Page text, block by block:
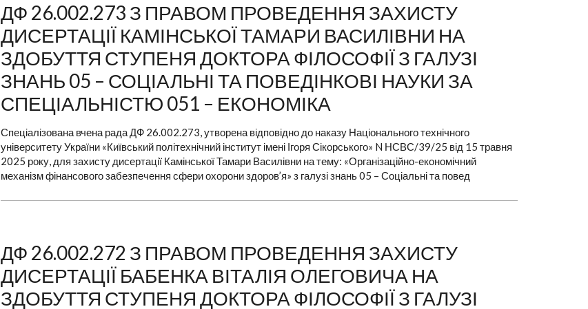
ДФ 26.002.273 З ПРАВОМ ПРОВЕДЕННЯ ЗАХИСТУ
ДИСЕРТАЦІЇ КАМІНСЬКОЇ ТАМАРИ ВАСИЛІВНИ НА
ЗДОБУТТЯ СТУПЕНЯ ДОКТОРА ФІЛОСОФІЇ З ГАЛУЗІ
ЗНАНЬ 05 – СОЦІАЛЬНІ ТА ПОВЕДІНКОВІ НАУКИ ЗА
СПЕЦІАЛЬНІСТЮ 051 – ЕКОНОМІКА
Спеціалізована вчена рада ДФ 26.002.273, утворена відповідно до наказу Національного технічного
університету України «Київський політехнічний інститут імені Ігоря Сікорського» N НСВС/39/25 від 15 травня
2025 року, для захисту дисертації Камінської Тамари Василівни на тему: «Організаційно-економічний
механізм фінансового забезпечення сфери охорони здоров’я» з галузі знань 05 – Соціальні та повед
ДФ 26.002.272 З ПРАВОМ ПРОВЕДЕННЯ ЗАХИСТУ
ДИСЕРТАЦІЇ БАБЕНКА ВІТАЛІЯ ОЛЕГОВИЧА НА
ЗДОБУТТЯ СТУПЕНЯ ДОКТОРА ФІЛОСОФІЇ З ГАЛУЗІ